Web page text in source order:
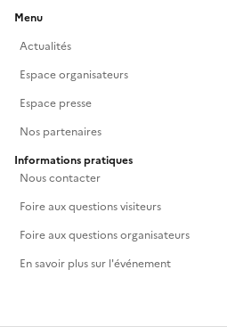
Menu
Actualités
Espace organisateurs
Espace presse
Nos partenaires
Informations pratiques
Nous contacter
Foire aux questions visiteurs
Foire aux questions organisateurs
En savoir plus sur l'événement